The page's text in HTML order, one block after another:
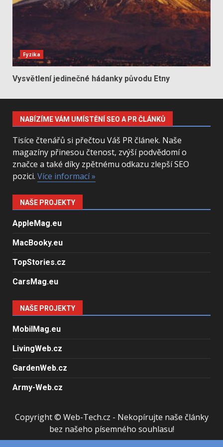
Fyzika
Vysvětlení jedinečné hádanky původu Etny
NABÍZÍME VÁM UMÍSTĚNÍ SEO A PR ČLÁNKŮ
Tisíce čtenářů si přečtou Váš PR článek. Naše
magazíny přinesou čtenost, zvýší podvědomí o
značce a také díky zpětnému odkazu zlepší SEO
pozici. Více informací »
NAŠE PROJEKTY
AppleMag.eu
MacBooky.eu
TopStories.cz
CarsMag.eu
NAŠE PROJEKTY
MobilMag.eu
LivingWeb.cz
GardenWeb.cz
Army-Web.cz
Copyright © Web-Tech.cz - Nekopírujte naše články
bez našeho písemného souhlasu!